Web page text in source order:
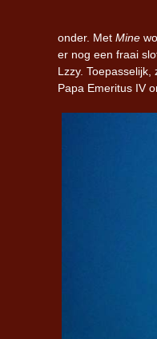
onder. Met Mine
er nog een fraai
Lzzy.
Papa Emeritus IV